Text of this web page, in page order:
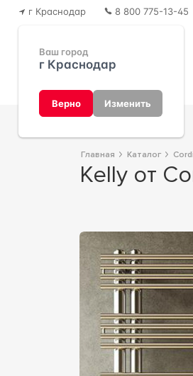
г Краснодар
Ваш город
г Краснодар
Верно Изменить
8 800 775-13-45
Главная Каталог
Kelly от